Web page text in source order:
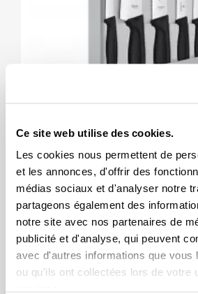
Ce site web utilise des cookies.
Les cookies nous permettent de
et les annonces, d'offrir des
médias sociaux et d'analyser notre
partageons également des
notre site avec nos partenaires de
publicité et d'analyse, qui peuvent
avec d'autres informations que vous
ou qu'ils ont collectées lors de votre
Copy Of Victorinox/
Ensemble De
100.14